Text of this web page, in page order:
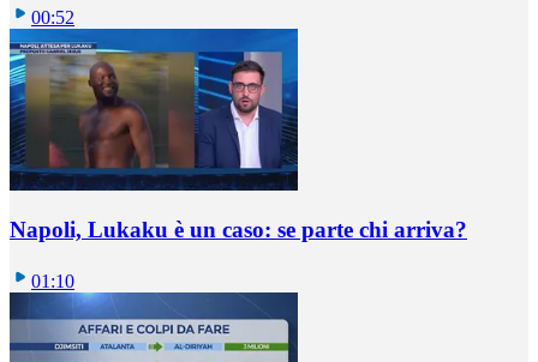
00:52
Napoli, Lukaku è un caso: se parte chi arriva?
01:10